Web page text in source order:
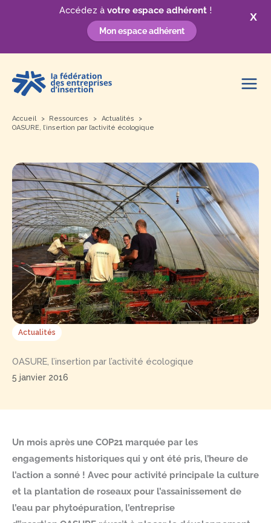
X
Accédez à votre espace adhérent !
Mon espace adhérent
contenu
Accueil Ressources
Actualités
OASURE, l’insertion par l’activité écologique
Actualités
OASURE, l’insertion par l’activité écologique
5 janvier 2016
Un mois après une COP21 marquée par les
engagements historiques qui y ont été pris, l’heure de
l’action a sonné ! Avec pour activité principale la culture
et la plantation de roseaux pour l’assainissement de
l’eau par phytoépuration, l’entreprise